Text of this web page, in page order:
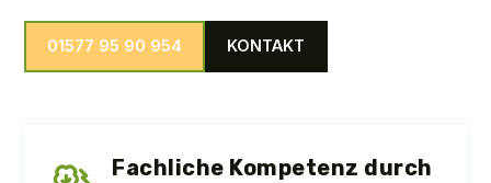
01577 95 90 954 KONTAKT
Fachliche Kompetenz durch